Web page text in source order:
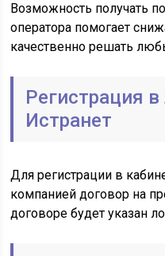
Возможность получать
оператора помогает
качественно решать
Регистрация
Истранет
Для регистрации в
компанией договор на
договоре будет указан